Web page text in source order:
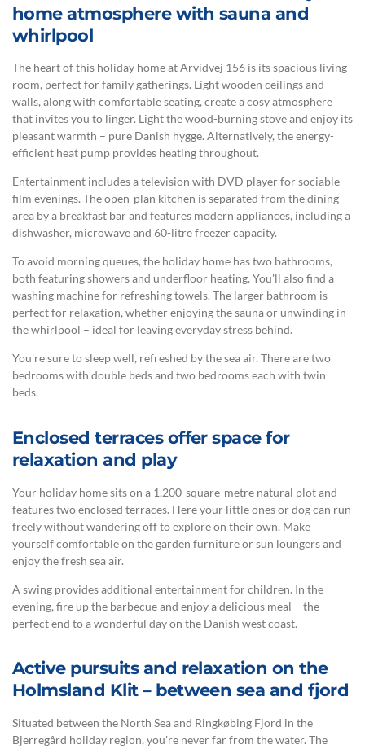
home atmosphere with sauna and
whirlpool
The heart of this holiday home at Arvidvej 156 is its spacious living
room, perfect for family gatherings. Light wooden ceilings and
walls, along with comfortable seating, create a cosy atmosphere
that invites you to linger. Light the wood-burning stove and enjoy its
pleasant warmth – pure Danish hygge. Alternatively, the energy-
efficient heat pump provides heating throughout.
Entertainment includes a television with DVD player for sociable
film evenings. The open-plan kitchen is separated from the dining
area by a breakfast bar and features modern appliances, including a
dishwasher, microwave and 60-litre freezer capacity.
To avoid morning queues, the holiday home has two bathrooms,
both featuring showers and underfloor heating. You'll also find a
washing machine for refreshing towels. The larger bathroom is
perfect for relaxation, whether enjoying the sauna or unwinding in
the whirlpool – ideal for leaving everyday stress behind.
You're sure to sleep well, refreshed by the sea air. There are two
bedrooms with double beds and two bedrooms each with twin
beds.
Enclosed terraces offer space for
relaxation and play
Your holiday home sits on a 1,200-square-metre natural plot and
features two enclosed terraces. Here your little ones or dog can run
freely without wandering off to explore on their own. Make
yourself comfortable on the garden furniture or sun loungers and
enjoy the fresh sea air.
A swing provides additional entertainment for children. In the
evening, fire up the barbecue and enjoy a delicious meal – the
perfect end to a wonderful day on the Danish west coast.
Active pursuits and relaxation on the
Holmsland Klit – between sea and fjord
Situated between the North Sea and Ringkøbing Fjord in the
Bjerregård holiday region, you're never far from the water. The